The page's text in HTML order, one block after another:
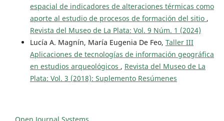
espacial de indicadores de alteraciones térmicas como
aporte al estudio de procesos de formación del sitio ,
Revista del Museo de La Plata: Vol. 9 Núm. 1 (2024)
Lucía A. Magnín, María Eugenia De Feo, Taller III
Aplicaciones de tecnologías de información geográfica
en estudios arqueológicos , Revista del Museo de La
Plata: Vol. 3 (2018): Suplemento Resúmenes